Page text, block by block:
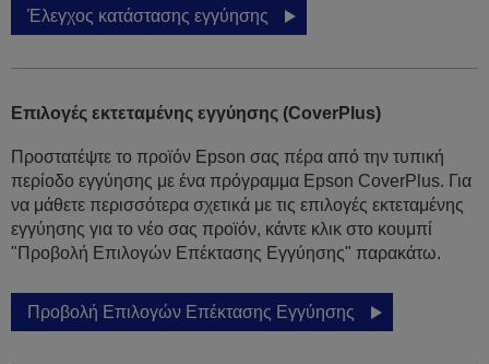
Έλεγχος κατάστασης εγγύησης
Επιλογές εκτεταμένης εγγύησης (CoverPlus)
Προστατέψτε το προϊόν Epson σας πέρα από την τυπική
περίοδο εγγύησης με ένα πρόγραμμα Epson CoverPlus. Για
να μάθετε περισσότερα σχετικά με τις επιλογές εκτεταμένης
εγγύησης για το νέο σας προϊόν, κάντε κλικ στο κουμπί
"Προβολή Επιλογών Επέκτασης Εγγύησης" παρακάτω.
Προβολή Επιλογών Επέκτασης Εγγύησης